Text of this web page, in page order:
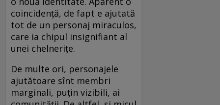
coincidenţă, de fapt e ajutată
tot de un personaj miraculos,
care ia chipul insignifiant al
unei chelneriţe.
De multe ori, personajele
ajutătoare sînt membri
marginali, puţin vizibili, ai